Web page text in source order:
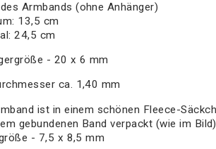
Armbands (ohne Anhänger)
13,5 cm
24,5 cm
- 20 x 6 mm
ca. 1,40 mm
ist in einem schönen Fleece-
gebundenen Band verpackt (wie im
- 7,5 x 8,5 mm